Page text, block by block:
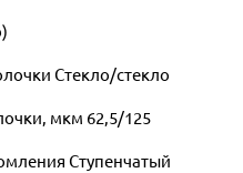
Стекло/стекло
мкм 62,5/125
Ступенчатый